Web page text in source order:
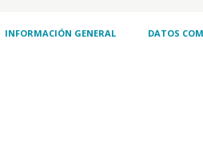
INFORMACIÓN GENERAL DATOS